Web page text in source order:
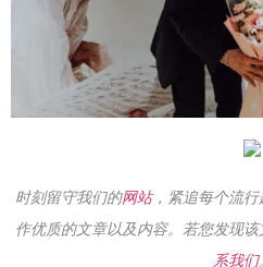
时刻留守我们的网站，紧追每个流
作优质的文章以及内容。若您发现该
系我们